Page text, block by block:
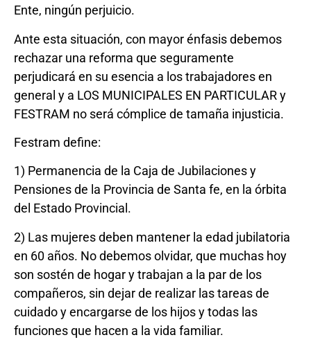
Ente, ningún perjuicio.
Ante esta situación, con mayor énfasis debemos
rechazar una reforma que seguramente
perjudicará en su esencia a los trabajadores en
general y a LOS MUNICIPALES EN PARTICULAR y
FESTRAM no será cómplice de tamaña injusticia.
Festram define:
1) Permanencia de la Caja de Jubilaciones y
Pensiones de la Provincia de Santa fe, en la órbita
del Estado Provincial.
2) Las mujeres deben mantener la edad jubilatoria
en 60 años. No debemos olvidar, que muchas hoy
son sostén de hogar y trabajan a la par de los
compañeros, sin dejar de realizar las tareas de
cuidado y encargarse de los hijos y todas las
funciones que hacen a la vida familiar.